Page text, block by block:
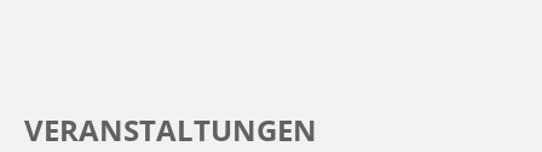
VERANSTALTUNGEN